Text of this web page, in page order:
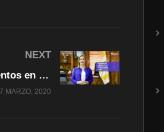
NEXT
Anuncia Maru Campos descuentos en contribuciones municipales y apoyos a micro y pequeñas empresas
MARZO, 2020